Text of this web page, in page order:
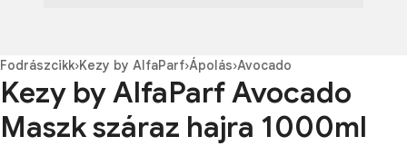
Fodrászcikk›Kezy by AlfaParf›Ápolás›Avocado
Kezy by AlfaParf Avocado
Maszk száraz hajra 1000ml